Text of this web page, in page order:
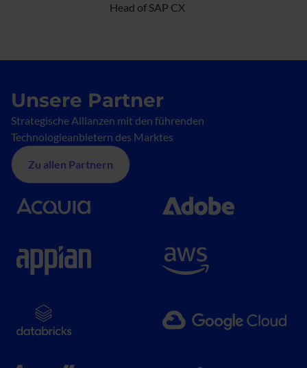
Head of SAP CX
Unsere Partner
Strategische Allianzen mit den führenden
Technologieanbietern des Marktes
Zu allen Partnern